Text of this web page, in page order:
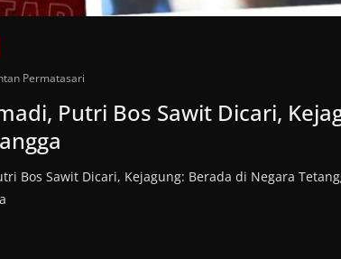
Permatasari
Putri Bos Sawit Dicari,
Bos Sawit Dicari, Kejagung: Berada di Negara